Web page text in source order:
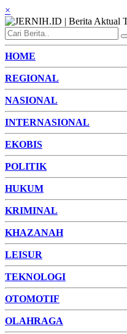
×
HOME
REGIONAL
NASIONAL
INTERNASIONAL
EKOBIS
POLITIK
HUKUM
KRIMINAL
KHAZANAH
LEISUR
TEKNOLOGI
OTOMOTIF
OLAHRAGA